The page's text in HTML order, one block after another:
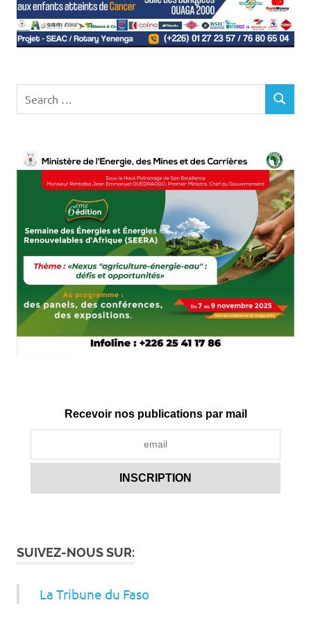
for:
SEARCH
Recevoir nos publications par mail
SUIVEZ-NOUS SUR:
La Tribune du Faso